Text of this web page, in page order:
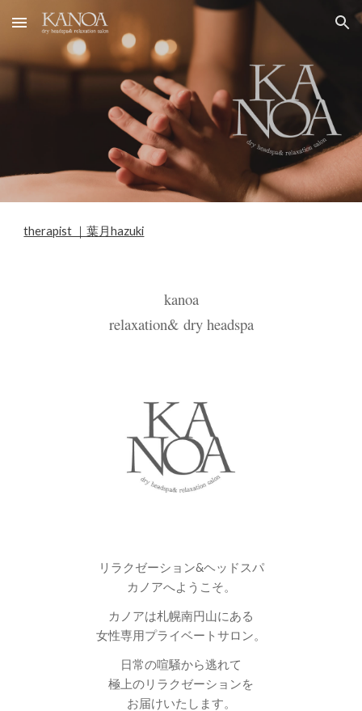
Skip to main content Skip to navigation
therapist ｜葉月hazuki
kanoa
relaxation& dry headspa
リラクゼーション&ヘッドスパ
カノアへようこそ。
カノアは札幌南円山にある
女性専用プライベートサロン。
日常の喧騒から逃れて
極上のリラクゼーションを
お届けいたします。